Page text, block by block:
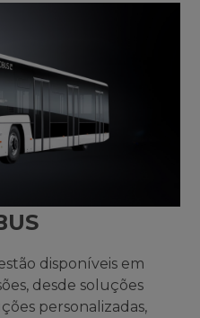
disponíveis em
desde soluções
personalizadas,